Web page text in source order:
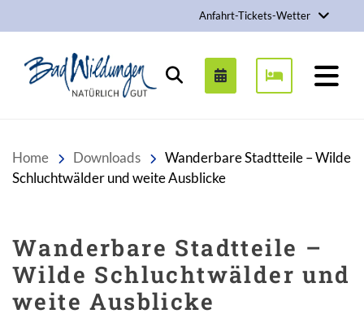
Anfahrt-Tickets-Wetter
Stadt Bad Wildungen
Suchen
Home Downloads
Wanderbare Stadtteile – Wilde
Schluchtwälder und weite Ausblicke
Wanderbare Stadtteile –
Wilde Schluchtwälder und
weite Ausblicke